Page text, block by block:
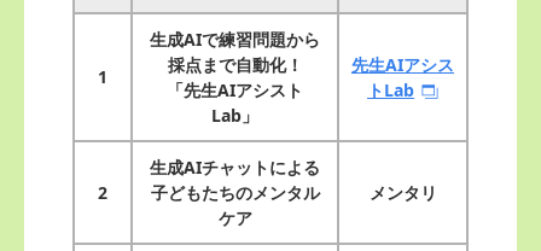
1
生成AIで練習問題から
採点まで自動化！
「先生AIアシスト
Lab」
先生AIアシス
トLab
2
生成AIチャットによる
子どもたちのメンタル
ケア
メンタリ